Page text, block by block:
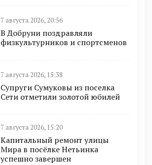
7 августа 2026, 20:56
В Добруни поздравляли
физкультурников и спортсменов
7 августа 2026, 15:38
Супруги Сумуковы из поселка
Сети отметили золотой юбилей
7 августа 2026, 15:20
Капитальный ремонт улицы
Мира в посёлке Нетьинка
успешно завершен